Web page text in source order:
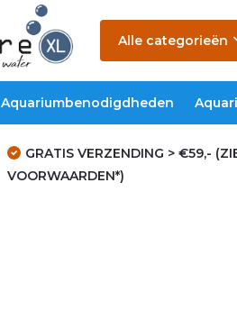
Alle categorieën
Aquariumbenodigdheden
GRATIS VERZENDING > €59,-
VOORWAARDEN*)